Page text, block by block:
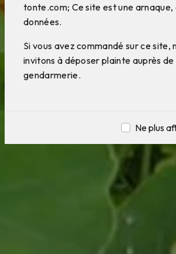
tonte.com; Ce site est une arnaque,
données.
Si vous avez commandé sur ce site,
invitons à déposer plainte auprès
gendarmerie.
Ne plus